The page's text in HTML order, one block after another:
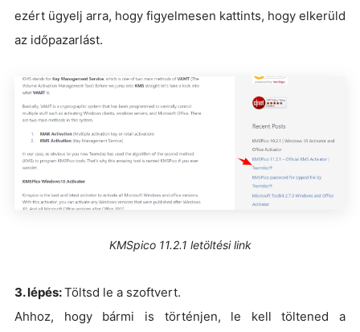
ezért ügyelj arra, hogy figyelmesen kattints, hogy elkerüld
az időpazarlást.
KMSpico 11.2.1 letöltési link
3. lépés:Töltsd le a szoftvert.
Ahhoz, hogy bármi is történjen, le kell töltened a